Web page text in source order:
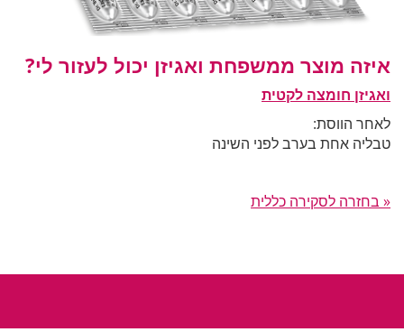
איזה מוצר ממשפחת ואגיזן יכול לעזור לי?
ואגיזן חומצה לקטית
לאחר הווסת:
טבליה אחת בערב לפני השינה
« בחזרה לסקירה כללית